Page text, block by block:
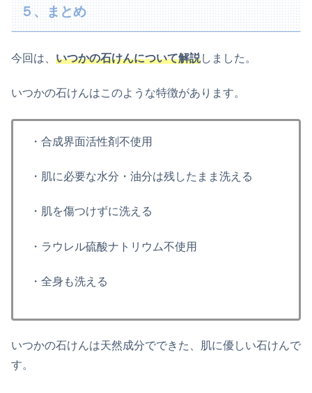
５、まとめ
今回は、 いつかの石けんについて解説しました。
いつかの石けんはこのような特徴があります。
・合成界面活性剤不使用
・肌に必要な水分・油分は残したまま洗える
・肌を傷つけずに洗える
・ラウレル硫酸ナトリウム不使用
・全身も洗える
いつかの石けんは天然成分でできた、肌に優しい石けんで
す。